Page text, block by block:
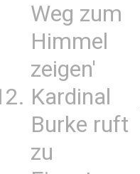
Weg zum
Himmel
zeigen'
Kardinal
Burke ruft
zu